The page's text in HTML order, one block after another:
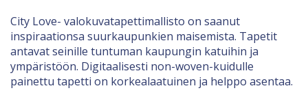
City Love- valokuvatapettimallisto on saanut
inspiraationsa suurkaupunkien maisemista. Tapetit
antavat seinille tuntuman kaupungin katuihin ja
ympäristöön. Digitaalisesti non-woven-kuidulle
painettu tapetti on korkealaatuinen ja helppo asentaa.